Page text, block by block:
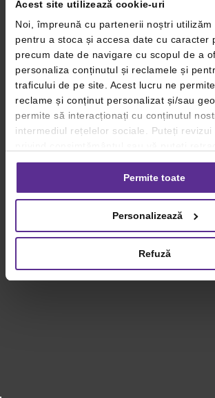
Acest site utilizează cookie-uri
Noi, împreună cu partenerii noștri utilizăm
pentru a stoca și accesa date cu caracter
precum date de navigare cu scopul de a
personaliza conținutul și reclamele și
traficului de pe site. Acest lucru ne
reclame și conținut personalizat și/sau
permite să interacționați cu conținutul
intermediul rețelelor sociale. Puteți revizui
consimțământul oricând, făcând click pe
setările dvs. de cookie-uri.
privind utilizarea modulelor cookie.Detalii
Permite toate
Personalizează
Refuză